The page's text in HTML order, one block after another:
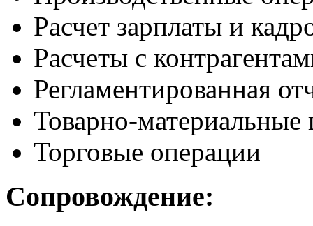
Расчет зарплаты и
Расчеты с
Регламентированная
Товарно-материальные
Торговые операции
Сопровождение: